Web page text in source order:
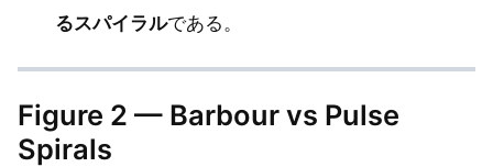
るスパイラルである。
Figure 2 — Barbour vs Pulse
Spirals